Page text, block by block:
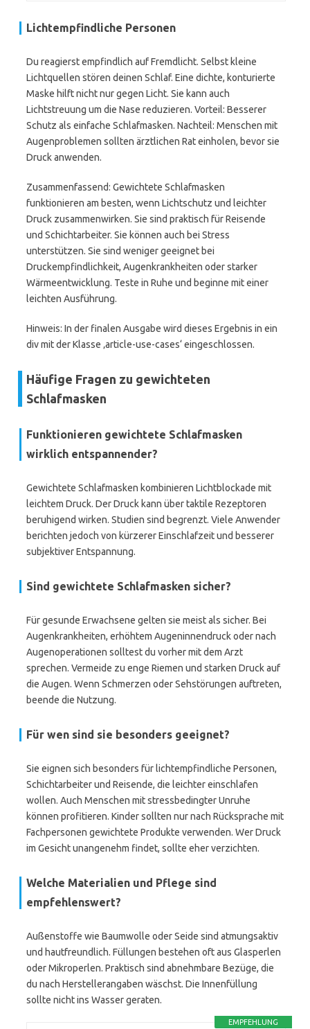
Lichtempfindliche Personen
Du reagierst empfindlich auf Fremdlicht. Selbst kleine
Lichtquellen stören deinen Schlaf. Eine dichte, konturierte
Maske hilft nicht nur gegen Licht. Sie kann auch
Lichtstreuung um die Nase reduzieren. Vorteil: Besserer
Schutz als einfache Schlafmasken. Nachteil: Menschen mit
Augenproblemen sollten ärztlichen Rat einholen, bevor sie
Druck anwenden.
Zusammenfassend: Gewichtete Schlafmasken
funktionieren am besten, wenn Lichtschutz und leichter
Druck zusammenwirken. Sie sind praktisch für Reisende
und Schichtarbeiter. Sie können auch bei Stress
unterstützen. Sie sind weniger geeignet bei
Druckempfindlichkeit, Augenkrankheiten oder starker
Wärmeentwicklung. Teste in Ruhe und beginne mit einer
leichten Ausführung.
Hinweis: In der finalen Ausgabe wird dieses Ergebnis in ein
div mit der Klasse ‚article-use-cases‘ eingeschlossen.
Häufige Fragen zu gewichteten
Schlafmasken
Funktionieren gewichtete Schlafmasken
wirklich entspannender?
Gewichtete Schlafmasken kombinieren Lichtblockade mit
leichtem Druck. Der Druck kann über taktile Rezeptoren
beruhigend wirken. Studien sind begrenzt. Viele Anwender
berichten jedoch von kürzerer Einschlafzeit und besserer
subjektiver Entspannung.
Sind gewichtete Schlafmasken sicher?
Für gesunde Erwachsene gelten sie meist als sicher. Bei
Augenkrankheiten, erhöhtem Augeninnendruck oder nach
Augenoperationen solltest du vorher mit dem Arzt
sprechen. Vermeide zu enge Riemen und starken Druck auf
die Augen. Wenn Schmerzen oder Sehstörungen auftreten,
beende die Nutzung.
Für wen sind sie besonders geeignet?
Sie eignen sich besonders für lichtempfindliche Personen,
Schichtarbeiter und Reisende, die leichter einschlafen
wollen. Auch Menschen mit stressbedingter Unruhe
können profitieren. Kinder sollten nur nach Rücksprache mit
Fachpersonen gewichtete Produkte verwenden. Wer Druck
im Gesicht unangenehm findet, sollte eher verzichten.
Welche Materialien und Pflege sind
empfehlenswert?
Außenstoffe wie Baumwolle oder Seide sind atmungsaktiv
und hautfreundlich. Füllungen bestehen oft aus Glasperlen
oder Mikroperlen. Praktisch sind abnehmbare Bezüge, die
du nach Herstellerangaben wäschst. Die Innenfüllung
sollte nicht ins Wasser geraten.
EMPFEHLUNG